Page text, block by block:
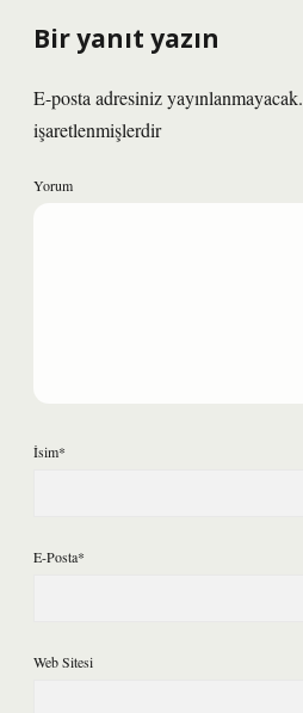
Bir yanıt yazın
E-posta adresiniz yayınlanmayacak.
işaretlenmişlerdir
Yorum
İsim*
E-Posta*
Web Sitesi